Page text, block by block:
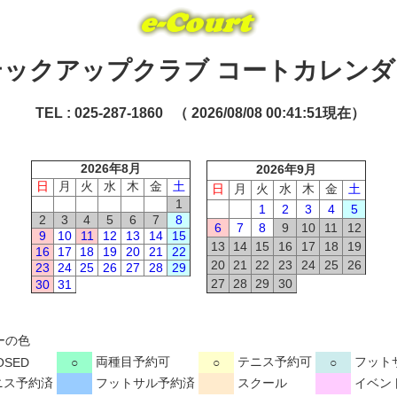
クアップクラブ コートカレン
TEL : 025-287-1860 （ 2026/08/08 00:41:51現在）
2026年8月
日
月 火 水 木 金
土
1
2
3 4 5 6 7
8
9
10 11 12 13 14
15
16
17 18 19 20 21
22
23
24 25 26 27 28
29
30 31
2026年9月
日
月 火 水 木 金
土
1
2 3 4
5
6
7 8 9 10 11
12
13
14 15 16 17 18
19
20
21 22 23 24 25
26
27
28 29 30
の色
○ 両種目予約可 ○ テニス予約可 ○
フット
ス予約済
フットサル予約済 スクール イベン